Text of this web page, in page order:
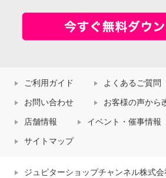
ご利用ガイド よくあるご質問
お問い合わせ お客様の声から
店舗情報 イベント・催事情報
サイトマップ
ジュピターショップチャンネル株式